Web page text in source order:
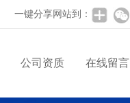
一键分享网站到：
公司资质 在线留言